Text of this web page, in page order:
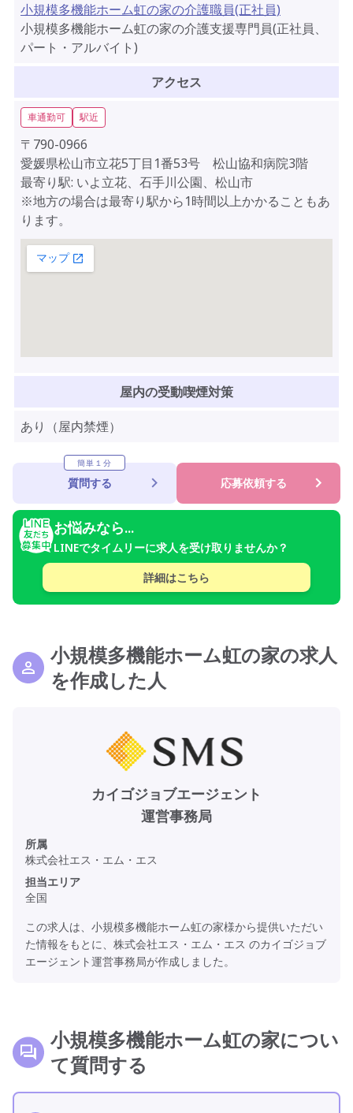
小規模多機能ホーム虹の家の介護職員(正社員)
小規模多機能ホーム虹の家の介護支援専門員(正社員、
パート・アルバイト)
アクセス
車通勤可 駅近
〒790-0966
愛媛県松山市立花5丁目1番53号 松山協和病院3階
最寄り駅: いよ立花、石手川公園、松山市
※地方の場合は最寄り駅から1時間以上かかることもあ
ります。
屋内の受動喫煙対策
あり（屋内禁煙）
簡単１分
質問する 応募依頼する
お悩みなら...
LINEでタイムリーに求人を受け取りませんか？
詳細はこちら
小規模多機能ホーム虹の家の求人
を作成した人
カイゴジョブエージェント
運営事務局
所属
株式会社エス・エム・エス
担当エリア
全国
この求人は、小規模多機能ホーム虹の家様から提供いただい
た情報をもとに、株式会社エス・エム・エス のカイゴジョブ
エージェント運営事務局が作成しました。
小規模多機能ホーム虹の家につい
て質問する